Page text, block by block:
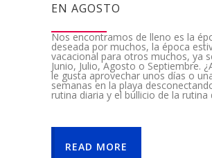
EN AGOSTO
Nos encontramos de lleno es la
deseada por muchos, la época
vacacional para otros muchos, ya
Junio, Julio, Agosto o Septiembre.
le gusta aprovechar unos días o
semanas en la playa
rutina diaria y el bullicio de la rutina
READ MORE